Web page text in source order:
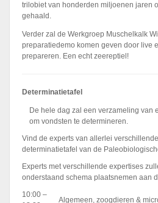
trilobiet van honderden miljoenen jaren
gehaald.
Verder zal de Werkgroep Muschelkalk
preparatiedemo komen geven door live
prepareren. Een echt zeereptiel!
Determinatietafel
De hele dag zal een verzameling van
om vondsten te determineren.
Vind de experts van allerlei
determinatietafel van de
Experts met verschillende expertises
onderstaand schema plaatsnemen aan
10:00 –
Algemeen, zoogdieren &